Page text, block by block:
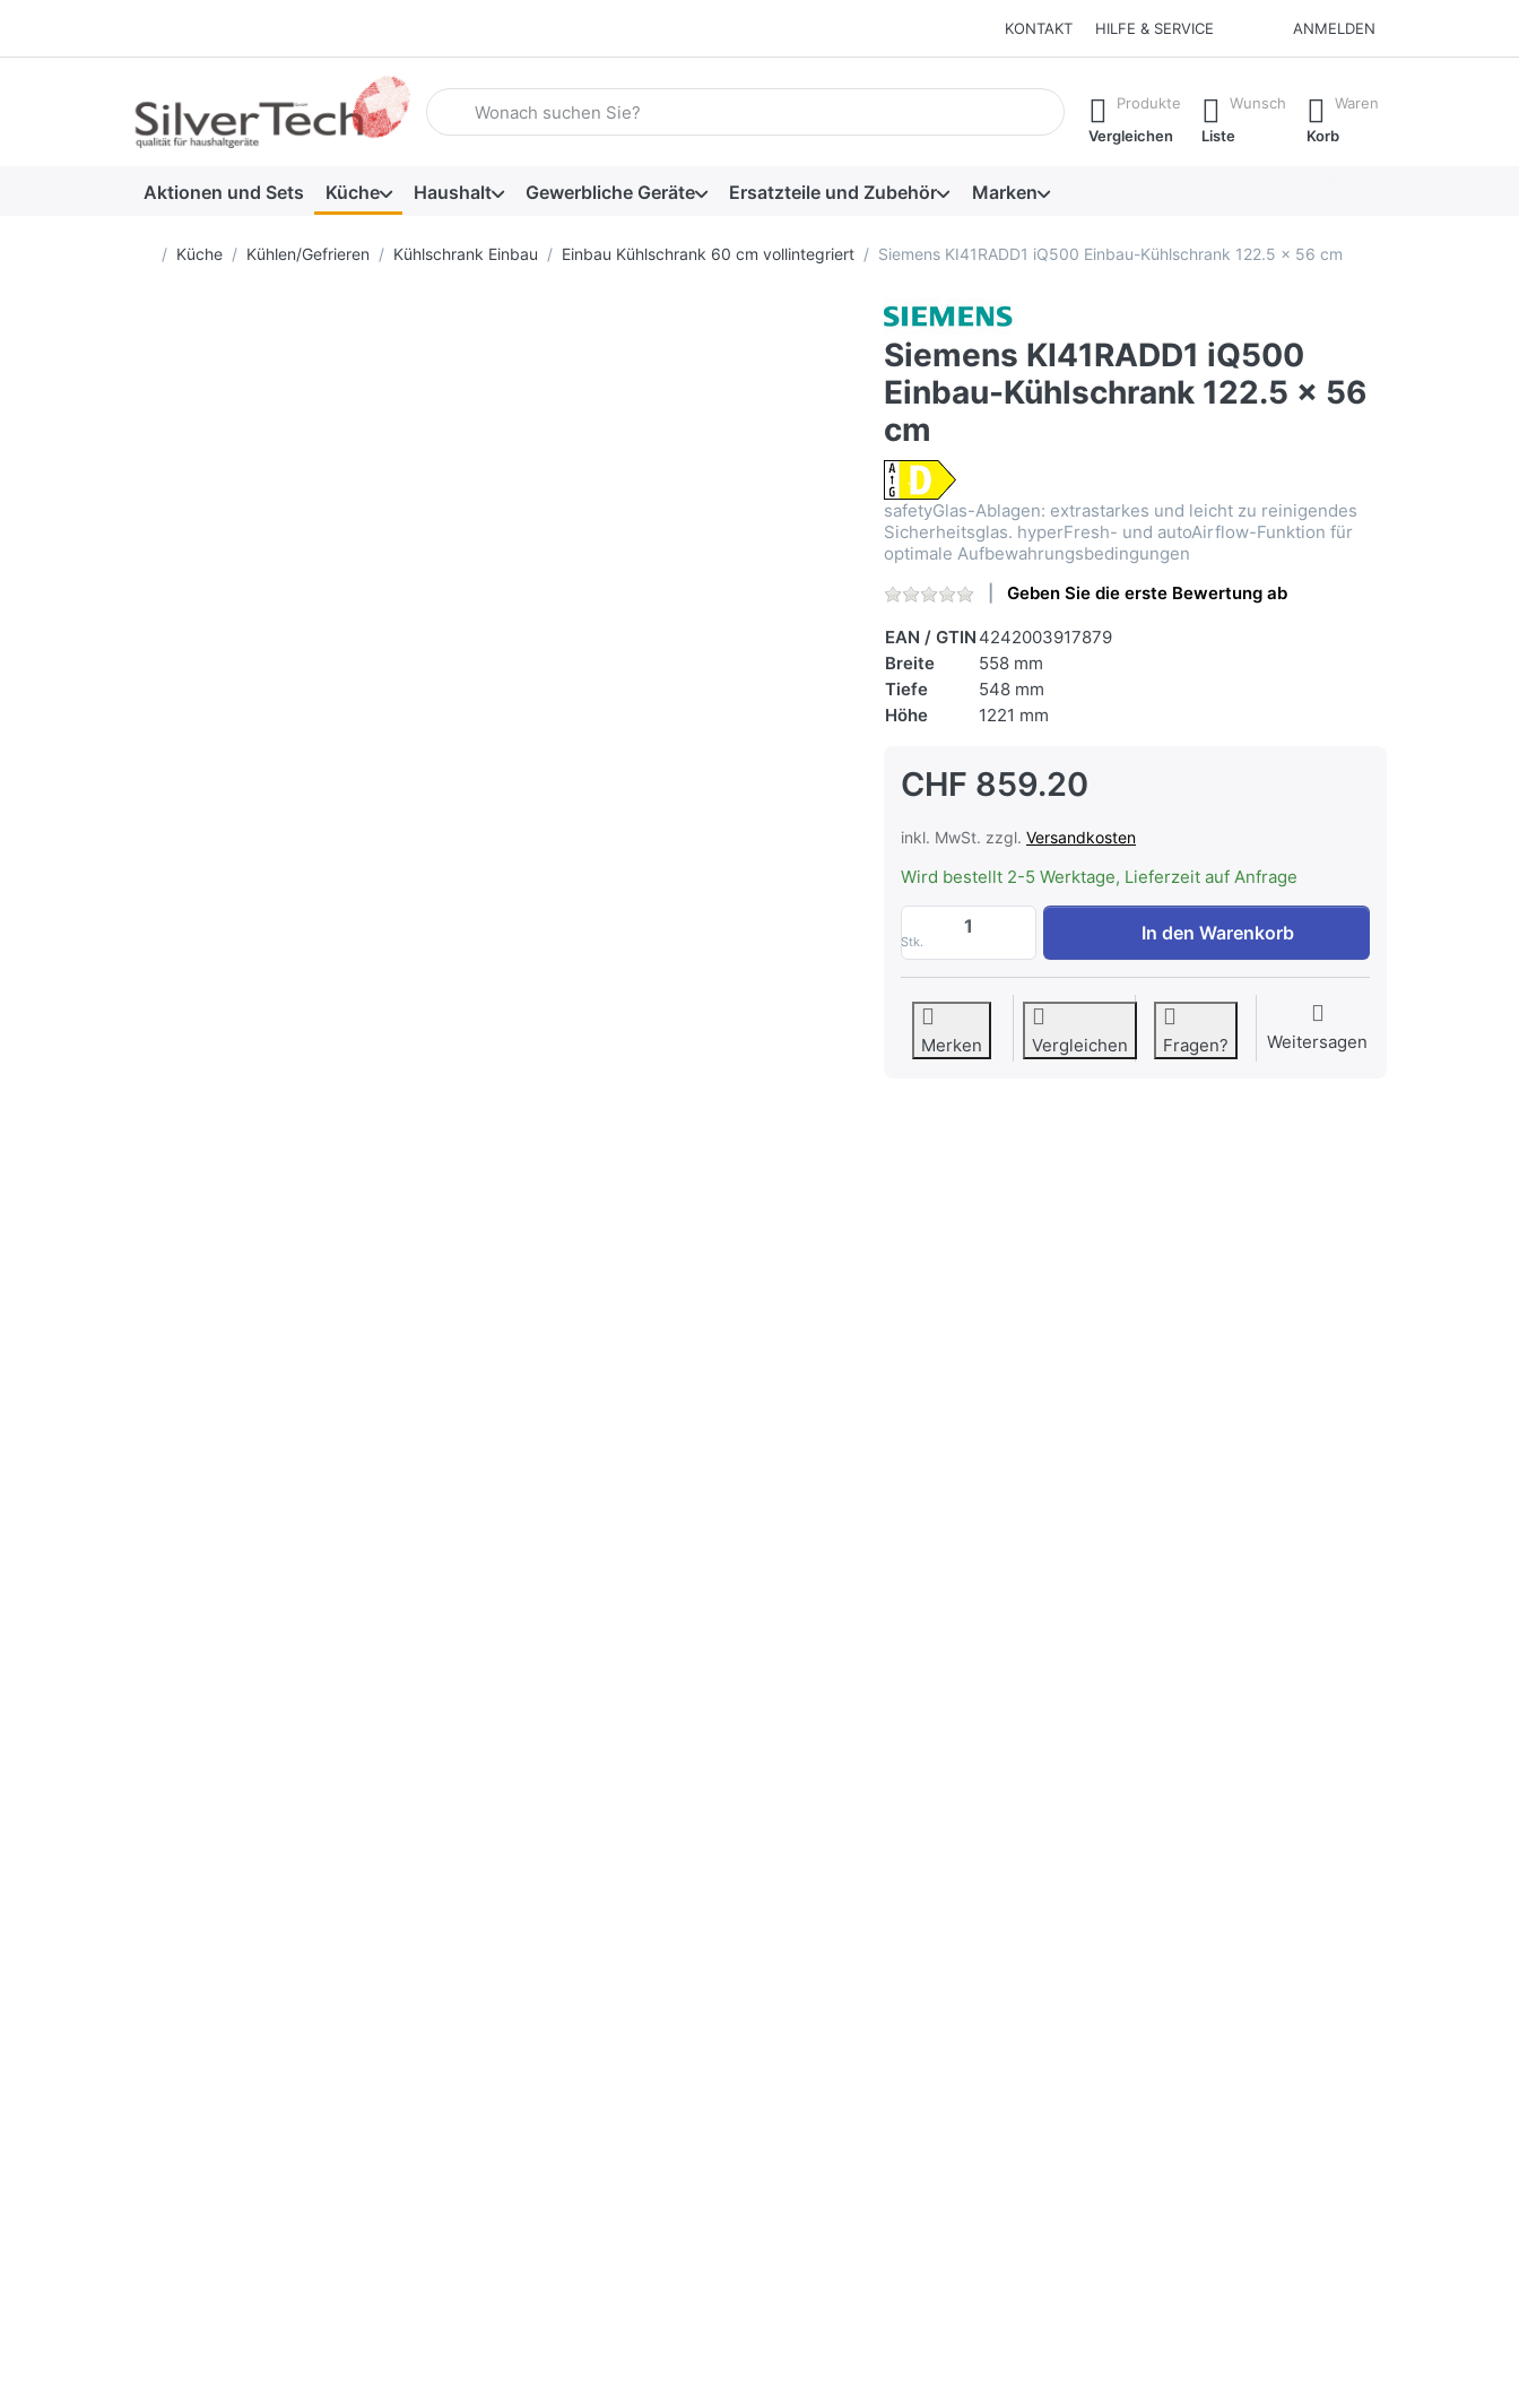
KONTAKT HILFE & SERVICE ANMELDEN
Geben Sie einen Suchbegriff ein. Während Sie tippen, erscheinen automatisch erste Ergebnisse. Drücken Sie die Eingabetaste, um alle
Produkte
Vergleichen
Wunsch
Liste
Waren
Korb
Aktionen und Sets Küche Haushalt Gewerbliche Geräte Ersatzteile und Zubehör Marken
Startseite
Küche Kühlen/Gefrieren Kühlschrank Einbau Einbau Kühlschrank 60 cm vollintegriert Siemens KI41RADD1 iQ500 Einbau-Kühlschrank 122.5 x 56 cm
Siemens KI41RADD1 iQ500
Einbau-Kühlschrank 122.5 x 56
cm
safetyGlas-Ablagen: extrastarkes und leicht zu reinigendes
Sicherheitsglas. hyperFresh- und autoAirflow-Funktion für
optimale Aufbewahrungsbedingungen
Geben Sie die erste Bewertung ab
EAN / GTIN 4242003917879
Breite
558 mm
Tiefe
548 mm
Höhe
1221 mm
CHF 859.20
inkl. MwSt. zzgl. Versandkosten
Wird bestellt 2-5 Werktage, Lieferzeit auf Anfrage
Stk.
Siemens KI41RADD1 iQ500 Einbau-Kühlschrank 122.5 x
In den Warenkorb
Merken Vergleichen Fragen? Weitersagen